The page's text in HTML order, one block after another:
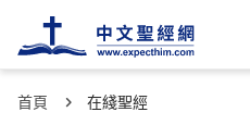
首頁 在綫聖經
舊約聖經